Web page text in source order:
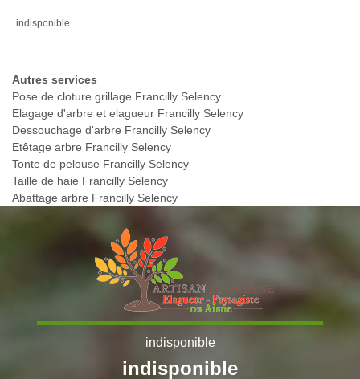
indisponible
Autres services
Pose de cloture grillage Francilly Selency
Elagage d'arbre et elagueur Francilly Selency
Dessouchage d'arbre Francilly Selency
Etêtage arbre Francilly Selency
Tonte de pelouse Francilly Selency
Taille de haie Francilly Selency
Abattage arbre Francilly Selency
indisponible
indisponible